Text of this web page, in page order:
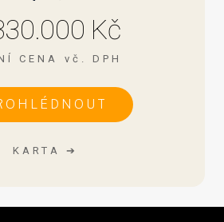
Kč
CENA vč. DPH
KARTA ➔